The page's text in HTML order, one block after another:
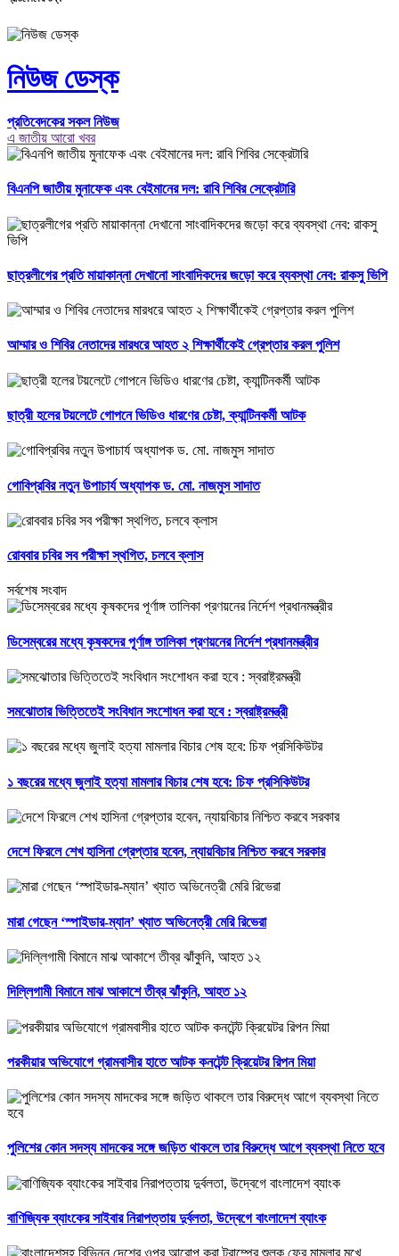
নিউজ ডেস্ক
প্রতিবেদকের সকল নিউজ
এ জাতীয় আরো খবর
বিএনপি জাতীয় মুনাফেক এবং বেইমানের দল: রাবি শিবির সেক্রেটারি
ছাত্রলীগের প্রতি মায়াকান্না দেখানো সাংবাদিকদের জড়ো করে ব্যবস্থা নেব: রাকসু ভিপি
আম্মার ও শিবির নেতাদের মারধরে আহত ২ শিক্ষার্থীকেই গ্রেপ্তার করল পুলিশ
ছাত্রী হলের টয়লেটে গোপনে ভিডিও ধারণের চেষ্টা, ক্যান্টিনকর্মী আটক
গোবিপ্রবির নতুন উপাচার্য অধ্যাপক ড. মো. নাজমুস সাদাত
রোববার চবির সব পরীক্ষা স্থগিত, চলবে ক্লাস
সর্বশেষ সংবাদ
ডিসেম্বরের মধ্যে কৃষকদের পূর্ণাঙ্গ তালিকা প্রণয়নের নির্দেশ প্রধানমন্ত্রীর
সমঝোতার ভিত্তিতেই সংবিধান সংশোধন করা হবে : স্বরাষ্ট্রমন্ত্রী
১ বছরের মধ্যে জুলাই হত্যা মামলার বিচার শেষ হবে: চিফ প্রসিকিউটর
দেশে ফিরলে শেখ হাসিনা গ্রেপ্তার হবেন, ন্যায়বিচার নিশ্চিত করবে সরকার
মারা গেছেন ‘স্পাইডার-ম্যান’ খ্যাত অভিনেত্রী মেরি রিভেরা
দিল্লিগামী বিমানে মাঝ আকাশে তীব্র ঝাঁকুনি, আহত ১২
পরকীয়ার অভিযোগে গ্রামবাসীর হাতে আটক কনটেন্ট ক্রিয়েটর রিপন মিয়া
পুলিশের কোন সদস্য মাদকের সঙ্গে জড়িত থাকলে তার বিরুদ্ধে আগে ব্যবস্থা নিতে হবে
বাণিজ্যিক ব্যাংকের সাইবার নিরাপত্তায় দুর্বলতা, উদ্বেগে বাংলাদেশ ব্যাংক